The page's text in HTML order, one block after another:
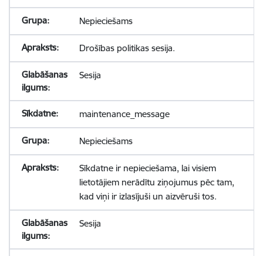
Nepieciešams
Drošības politikas sesija.
Sesija
maintenance_message
Nepieciešams
Sīkdatne ir nepieciešama, lai visiem
lietotājiem nerādītu ziņojumus pēc tam,
kad viņi ir izlasījuši un aizvēruši tos.
Sesija